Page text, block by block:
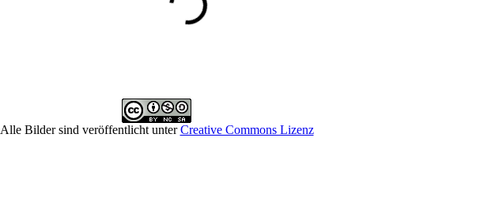
Alle Bilder sind veröffentlicht unterCreative Commons Lizenz